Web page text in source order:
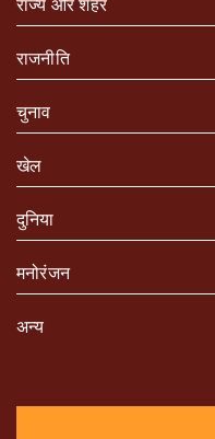
राजनीति
चुनाव
खेल
दुनिया
मनोरंजन
अन्य